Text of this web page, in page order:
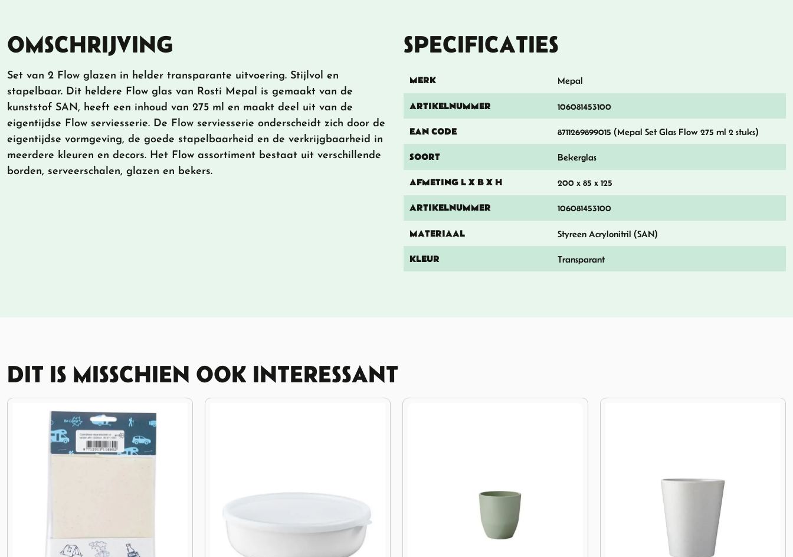
OMSCHRIJVING
Set van 2 Flow glazen in helder transparante uitvoering. Stijlvol en
stapelbaar. Dit heldere Flow glas van Rosti Mepal is gemaakt van de
kunststof SAN, heeft een inhoud van 275 ml en maakt deel uit van de
eigentijdse Flow serviesserie. De Flow serviesserie onderscheidt zich door de
eigentijdse vormgeving, de goede stapelbaarheid en de verkrijgbaarheid in
meerdere kleuren en decors. Het Flow assortiment bestaat uit verschillende
borden, serveerschalen, glazen en bekers.
SPECIFICATIES
MERK Mepal
ARTIKELNUMMER 106081453100
EAN CODE 8711269899015 (Mepal Set Glas Flow 275 ml 2 stuks)
SOORT Bekerglas
AFMETING L X B X H 200 x 85 x 125
ARTIKELNUMMER 106081453100
MATERIAAL Styreen Acrylonitril (SAN)
KLEUR Transparant
DIT IS MISSCHIEN OOK INTERESSANT